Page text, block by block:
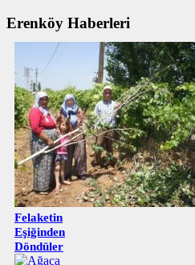
Erenköy Haberleri
Felaketin
Eşiğinden
Döndüler